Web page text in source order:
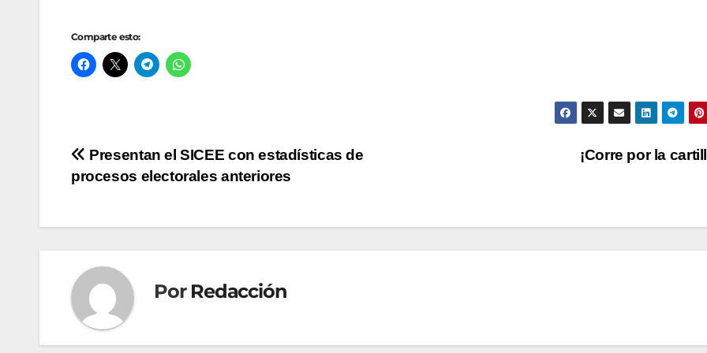
Comparte esto:
Navegación
de
entradas
¡Corre por la
Presentan el SICEE con estadísticas de
procesos electorales anteriores
Por Redacción